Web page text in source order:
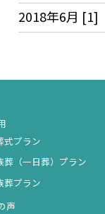
2018年6月 [1]
式プラン
葬（一日葬）プラン
葬プラン
声